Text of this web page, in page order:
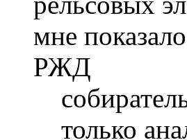
мне
РЖД
только